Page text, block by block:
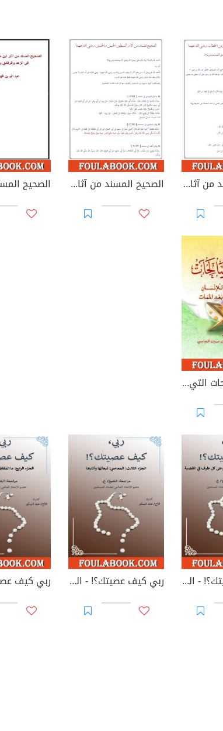
الصحيح المسند من آثار عبد الله بن عمر بن الخطاب رضي الله عنهما الصحيح المسند من آثار السبطين الحسن والحسين رضي الله عنهما
الأعمال الصالحات التي يجري للإنسان أجرها وثوابها بعد الممات
ربي كيف عصيتك؟! - الجزء الثاني: تعرف على الخالق وعلى كل طرف في القضية ربي كيف عصيتك؟! - الجزء الثالث: المعاصي تبعاتها وآثارها